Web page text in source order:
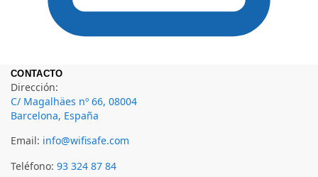
CONTACTO
Dirección:
C/ Magalhäes nº 66, 08004
Barcelona, España
Email: info@wifisafe.com
Teléfono: 93 324 87 84